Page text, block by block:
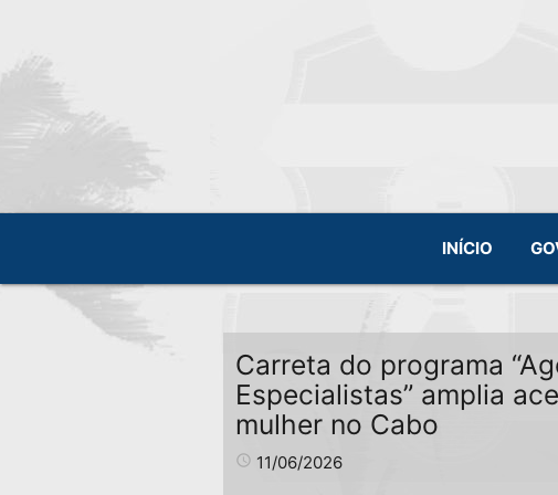
INÍCIO
Carreta do programa
Especialistas” amplia
mulher no Cabo
access_time 11/06/2026